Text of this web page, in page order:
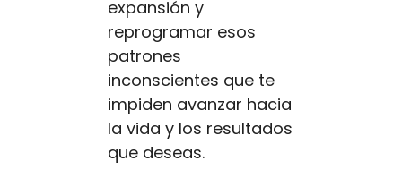
expansión y
reprogramar esos
patrones
inconscientes que te
impiden avanzar hacia
la vida y los resultados
que deseas.